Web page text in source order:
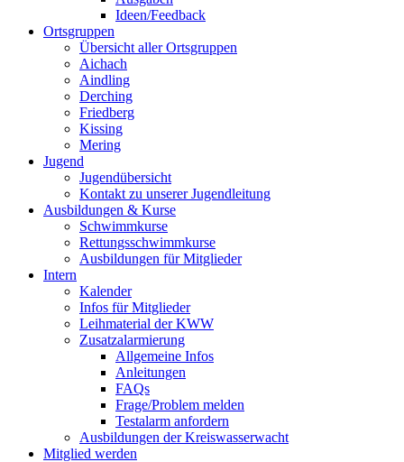
Ideen/Feedback
Ortsgruppen
Übersicht aller Ortsgruppen
Aichach
Aindling
Derching
Friedberg
Kissing
Mering
Jugend
Jugendübersicht
Kontakt zu unserer Jugendleitung
Ausbildungen & Kurse
Schwimmkurse
Rettungsschwimmkurse
Ausbildungen für Mitglieder
Intern
Kalender
Infos für Mitglieder
Leihmaterial der KWW
Zusatzalarmierung
Allgemeine Infos
Anleitungen
FAQs
Frage/Problem melden
Testalarm anfordern
Ausbildungen der Kreiswasserwacht
Mitglied werden